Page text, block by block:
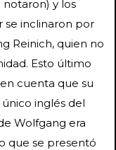
y los
se inclinaron por
Reinich, quien no
Esto último
cuenta que su
inglés del
Wolfgang era
que se presentó